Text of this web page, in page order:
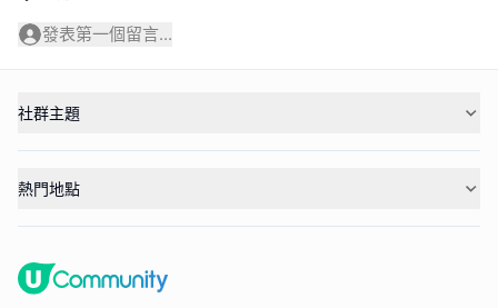
發表第一個留言...
社群主題
熱門地點